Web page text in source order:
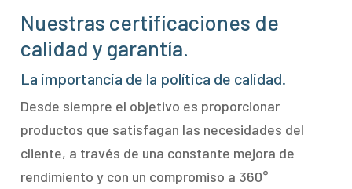
Nuestras certificaciones de
calidad y garantía.
La importancia de la política de calidad.
Desde siempre el objetivo es proporcionar
productos que satisfagan las necesidades del
cliente, a través de una constante mejora de
rendimiento y con un compromiso a 360°